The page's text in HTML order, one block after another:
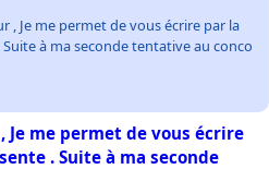
, Je me permet de vous écrire par la
Suite à ma seconde tentative au conco
Je me permet de vous écrire
. Suite à ma seconde